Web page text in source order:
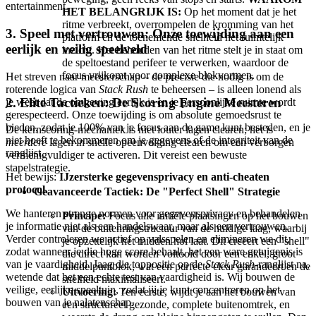
HET BELANGRIJK IS: Op het moment dat je het
ritme verbreekt, overrompelen de kromming van het
platform en de toenemende snelheid het ruimtelijk
inzicht. Het behouden van het ritme stelt je in staat om
de speltoestand perifeer te verwerken, waardoor de
focus vrijkomt voor complexe blokvormen.
2. Elite Tactieken: De Scoring Engine Meesteren
De kernscoring-mechaniek is niet louter lagen clearen; het is
meerderelagen in snelle opeenvolging clearen om een verborgen
vermenigvuldiger te activeren. Dit vereist een bewuste
stapelstrategie.
Geavanceerde Tactiek: De "Perfect Shell" Strategie
Principe:Focus alle initiële plaatsingen op het bouwen
van de buitenringstructuur van de huidige laag, waarbij
je opzettelijk het midden hol laat. Dit creëert een "shell"
die direct kan worden voltooid door een enkel, groot
middelpuntblok, wat een perfecte clear garandeert en de
snelheid maximaliseert.
Uitvoering:Ten eerste, wijdt je aan het bouwen van
een structureel gezonde, complete buitenomtrek, en
entertainment.
3. Speel met vertrouwen: Onze toewijding aan een
eerlijk en veilig speelveld
Het streven naar meesterschap – de precisie die nodig is om de
roterende logica van Stack Rush te beheersen – is alleen lonend als
je weet dat de omgeving eerlijk is en je persoonlijke ruimte wordt
gerespecteerd. Onze toewijding is om absolute gemoedsrust te
bieden, zodat je 100% van je focus aan de game kunt besteden, en je
niet hoeft te bekommeren om je gegevens of de integriteit van de
ranglijst.
Het bewijs:IJzersterke gegevensprivacy en anti-cheaten
protocol.
We hanteren strenge normen voor gegevensprivacy en behandelen
je informatie niet als een handelswaar, maar als een vertrouwen.
Verder controleren we actief op valsspelen en elimineren we dit,
zodat wanneer je die hoge score behaalt, het een ware getuigenis is
van je vaardigheid. Jaag die toppositie op deStack Rush-ranglijst na,
wetende dat het een echte test van vaardigheid is. Wij bouwen de
veilige, eerlijke speeltuin, zodat jij je kunt concentreren op het
bouwen van je nalatenschap.